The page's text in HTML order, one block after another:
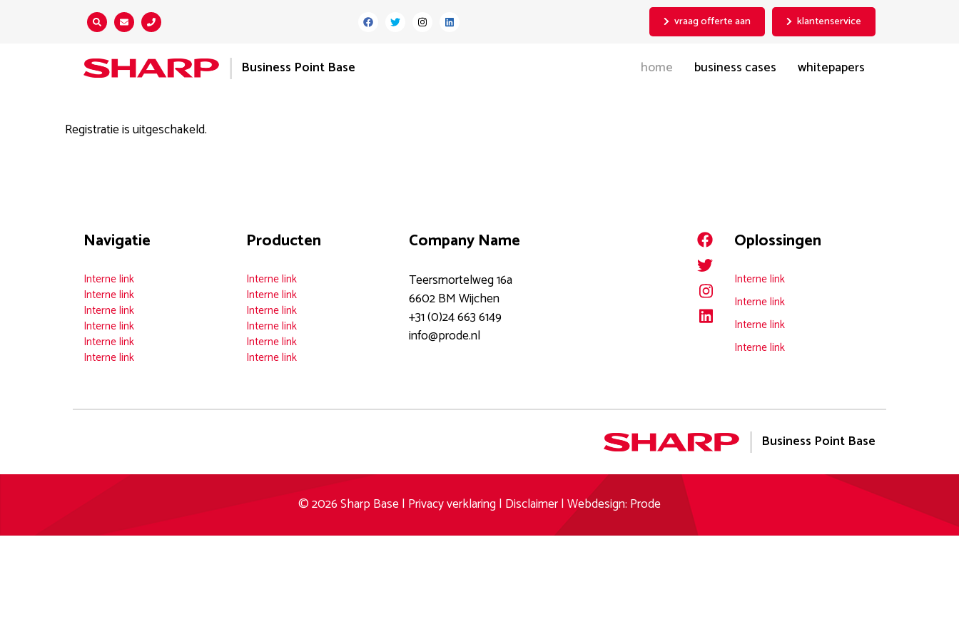
Zoeken... vraag offerte aan klantenservice
Business Point Base home business cases whitepapers
Registratie is uitgeschakeld.
Navigatie
Interne link
Interne link
Interne link
Interne link
Interne link
Interne link
Producten
Interne link
Interne link
Interne link
Interne link
Interne link
Interne link
Company Name
Teersmortelweg 16a
6602 BM Wijchen
+31 (0)24 663 6149
info@prode.nl
Oplossingen
Interne link
Interne link
Interne link
Interne link
Business Point Base
© 2026 Sharp Base | Privacy verklaring| Disclaimer|Webdesign: Prode